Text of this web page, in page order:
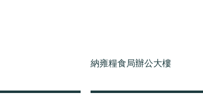
納雍糧食局辦公大樓